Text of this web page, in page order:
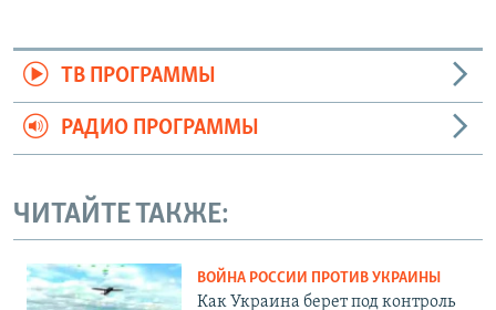
ТВ ПРОГРАММЫ
РАДИО ПРОГРАММЫ
ЧИТАЙТЕ ТАКЖЕ:
ВОЙНА РОССИИ ПРОТИВ УКРАИНЫ
Как Украина берет под контроль